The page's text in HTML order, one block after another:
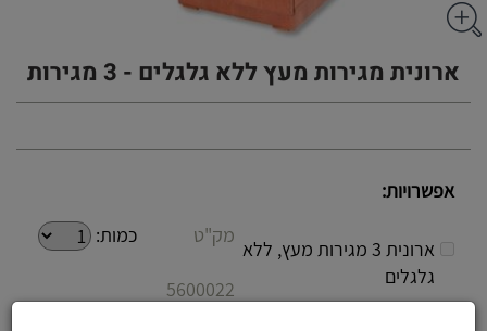
ארונית מגירות מעץ ללא גלגלים - 3 מגירות
אפשרויות:
ארונית 3 מגירות מעץ, ללא
גלגלים
מק"ט
5600022
כמות: